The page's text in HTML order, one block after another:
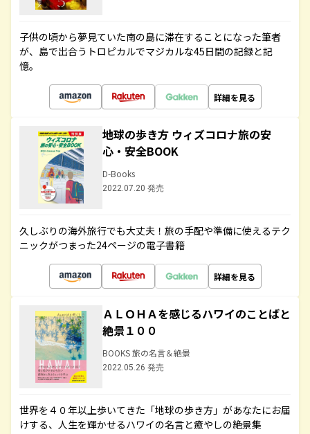
子供の頃から夢見ていた南の島に滞在することになった筆者
が、島で出合うトロピカルでマジカルな45日間の記録と記
憶。
詳細を見る
地球の歩き方 ウィズコロナ旅の安
心・安全BOOK
D-Books
2022.07.20 発売
久しぶりの海外旅行でも大丈夫！旅の手配や準備に使えるテク
ニックがつまった24ページの電子書籍
詳細を見る
ＡＬＯＨＡを感じるハワイのことばと
絶景１００
BOOKS 旅の名言＆絶景
2022.05.26 発売
世界を４０年以上歩いてきた「地球の歩き方」があなたにお届
けする、人生を輝かせるハワイの名言と癒やしの絶景集